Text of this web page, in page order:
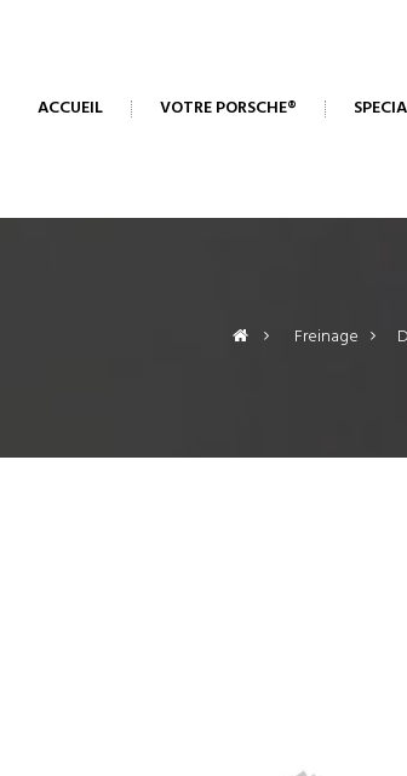
ACCUEIL VOTRE PORSCHE®
> Freinage >